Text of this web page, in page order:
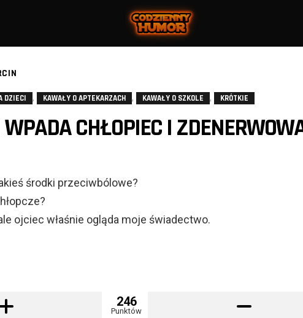
DZIECI , KAWAŁY O APTEKARZACH , KAWAŁY O SZKOLE , KRÓTKIE
WPADA CHŁOPIEC I
środki przeciwbólowe?
ojciec właśnie ogląda moje świadectwo.
246
Punktów